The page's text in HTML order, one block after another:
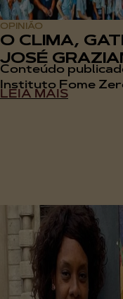
OPINIÃO
O CLIMA,
JOSÉ
Conteúdo
Instituto Fome
LEIA MAIS